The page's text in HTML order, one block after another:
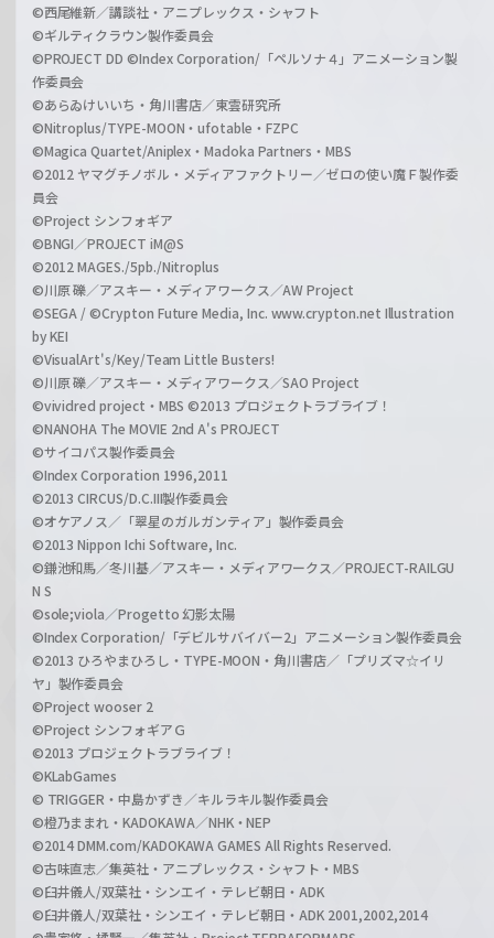
©西尾維新／講談社・アニプレックス・シャフト
©ギルティクラウン製作委員会
©PROJECT DD ©Index Corporation/「ペルソナ４」アニメーション製
作委員会
©あらゐけいいち・角川書店／東雲研究所
©Nitroplus/TYPE-MOON・ufotable・FZPC
©Magica Quartet/Aniplex・Madoka Partners・MBS
©2012 ヤマグチノボル・メディアファクトリー／ゼロの使い魔Ｆ製作委
員会
©Project シンフォギア
©BNGI／PROJECT iM@S
©2012 MAGES./5pb./Nitroplus
©川原 礫／アスキー・メディアワークス／AW Project
©SEGA / ©Crypton Future Media, Inc. www.crypton.net Illustration
by KEI
©VisualArt's/Key/Team Little Busters!
©川原 礫／アスキー・メディアワークス／SAO Project
©vividred project・MBS ©2013 プロジェクトラブライブ！
©NANOHA The MOVIE 2nd A's PROJECT
©サイコパス製作委員会
©Index Corporation 1996,2011
©2013 CIRCUS/D.C.III製作委員会
©オケアノス／「翠星のガルガンティア」製作委員会
©2013 Nippon Ichi Software, Inc.
©鎌池和馬／冬川基／アスキー・メディアワークス／PROJECT-RAILGU
N S
©sole;viola／Progetto 幻影太陽
©Index Corporation/「デビルサバイバー2」アニメーション製作委員会
©2013 ひろやまひろし・TYPE-MOON・角川書店／「プリズマ☆イリ
ヤ」製作委員会
©Project wooser 2
©Project シンフォギアＧ
©2013 プロジェクトラブライブ！
©KLabGames
© TRIGGER・中島かずき／キルラキル製作委員会
©橙乃ままれ・KADOKAWA／NHK・NEP
©2014 DMM.com/KADOKAWA GAMES All Rights Reserved.
©古味直志／集英社・アニプレックス・シャフト・MBS
©臼井儀人/双葉社・シンエイ・テレビ朝日・ADK
©臼井儀人/双葉社・シンエイ・テレビ朝日・ADK 2001,2002,2014